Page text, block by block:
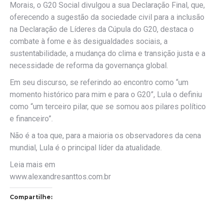
Morais, o G20 Social divulgou a sua Declaração Final, que,
oferecendo a sugestão da sociedade civil para a inclusão
na Declaração de Líderes da Cúpula do G20, destaca o
combate à fome e às desigualdades sociais, a
sustentabilidade, a mudança do clima e transição justa e a
necessidade de reforma da governança global.
Em seu discurso, se referindo ao encontro como “um
momento histórico para mim e para o G20”, Lula o definiu
como “um terceiro pilar, que se somou aos pilares político
e financeiro”.
Não é a toa que, para a maioria os observadores da cena
mundial, Lula é o principal líder da atualidade.
Leia mais em
www.alexandresanttos.com.br
Compartilhe: